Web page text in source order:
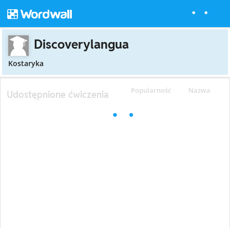
Discoverylangua
Kostaryka
Popularność Nazwa
Udostępnione ćwiczenia